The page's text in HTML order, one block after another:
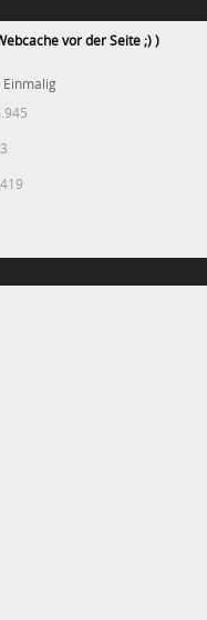
vor der Seite ;) )
Einmalig